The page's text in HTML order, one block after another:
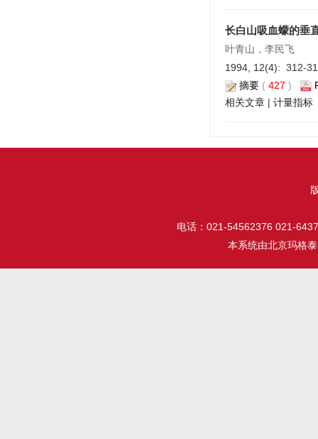
长白山吸血蠓的垂
叶青山，李民飞
1994, 12(4): 312-
摘要 ( 427 )
相关文章 | 计量指标
电话：021-54562376 021-
本系统由北京玛格